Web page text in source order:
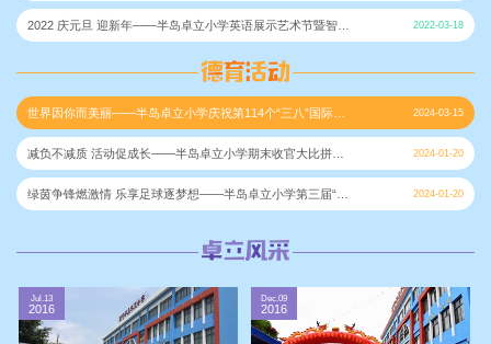
2022 庆元旦 迎新年——半岛卓立小学英语展示艺术节暨智慧 2022-03-18
世界因你而美丽——半岛卓立小学庆祝第114个“三八”国际劳
动妇女节主题活动
2024-03-15
减负不减质 活动促成长——半岛卓立小学期末收官大比拼活
动
2024-01-20
绿茵争锋燃激情 乐享足球逐梦想——半岛卓立小学第三届“卓 2024-01-20
Jul.13
2016
Dec.09
2016